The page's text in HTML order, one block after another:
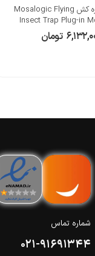
لامپ حشره کش Mosalogic Flying
Insect Trap Plug-in
تومان
شماره تماس
021-91691344